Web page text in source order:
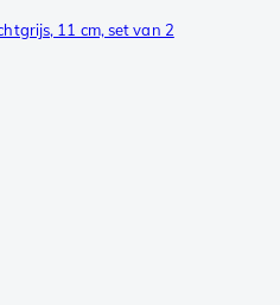
11 cm, set van 2